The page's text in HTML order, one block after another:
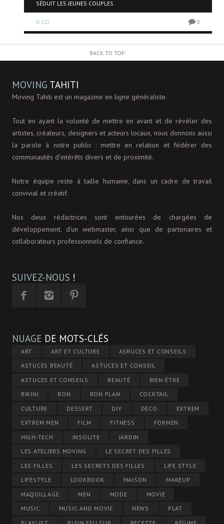
SÉDUIT LES JEUNES COUPLES
D.CO 0
BACK TO TOP
MOVING TAHITI
Moving Tahiti est un magazine en ligne généraliste.
Tout en ayant la volonté de mettre en avant et de révéler des
artistes, créateurs, designers et acteurs locaux, nous donnons aussi
la parole à notre public : mettre en relation et fédérer des
communautés d’intérêts divers et de proximité.
Notre équipe reste à taille humaine, dans un cadre de travail
convivial et créatif.
Nos deux rédactrices sont entourées de chargées de
développement, d'un webmaster, ainsi que de partenaires et
collaborateurs professionnels de confiance.
SUIVEZ-NOUS !
NUAGE DE MOTS-CLÉS
ART ART ET CULTURE
ASRUCES ET CONSEILS
ASTUCES BEAUTÉ
ASTUCES ET CONSEIL
ASTUCES ET CONSEILS
BEAUTÉ
BIEN-ÊTRE
BIKINI
BON BON PLAN
COCKTAIL
CULTURE
DESSERT DIY DÉCO
EXTREM
EXTREM MEN
FILM FITNESS
FORMEN
HIGH-TECH
INSOLITE
JARDIN
LES ATELIERS MOVING
LE SECRET DES FILLES
LES FILLES
LES SECRETS DES FILLES
LIFE STYLE
LIFESTYLE
LOOKBOOK MAISON
MAKEUP
MAQUILLAGE
MEN MODE
MOVIE
MUSIC
MUSIC AND MOVIE NEWS
PLAT